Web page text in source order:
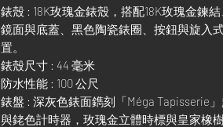
錶殼 : 18K玫瑰金錶殼，搭配18K玫瑰金鍊
鏡面與底蓋、黑色陶瓷錶圈、按鈕與旋入
置。
錶殼尺寸 : 44 毫米
防水性能 : 100 公尺
錶盤 : 深灰色錶面鐫刻「Méga Tapisserie
與銠色計時器，玫瑰金立體時標與皇家橡